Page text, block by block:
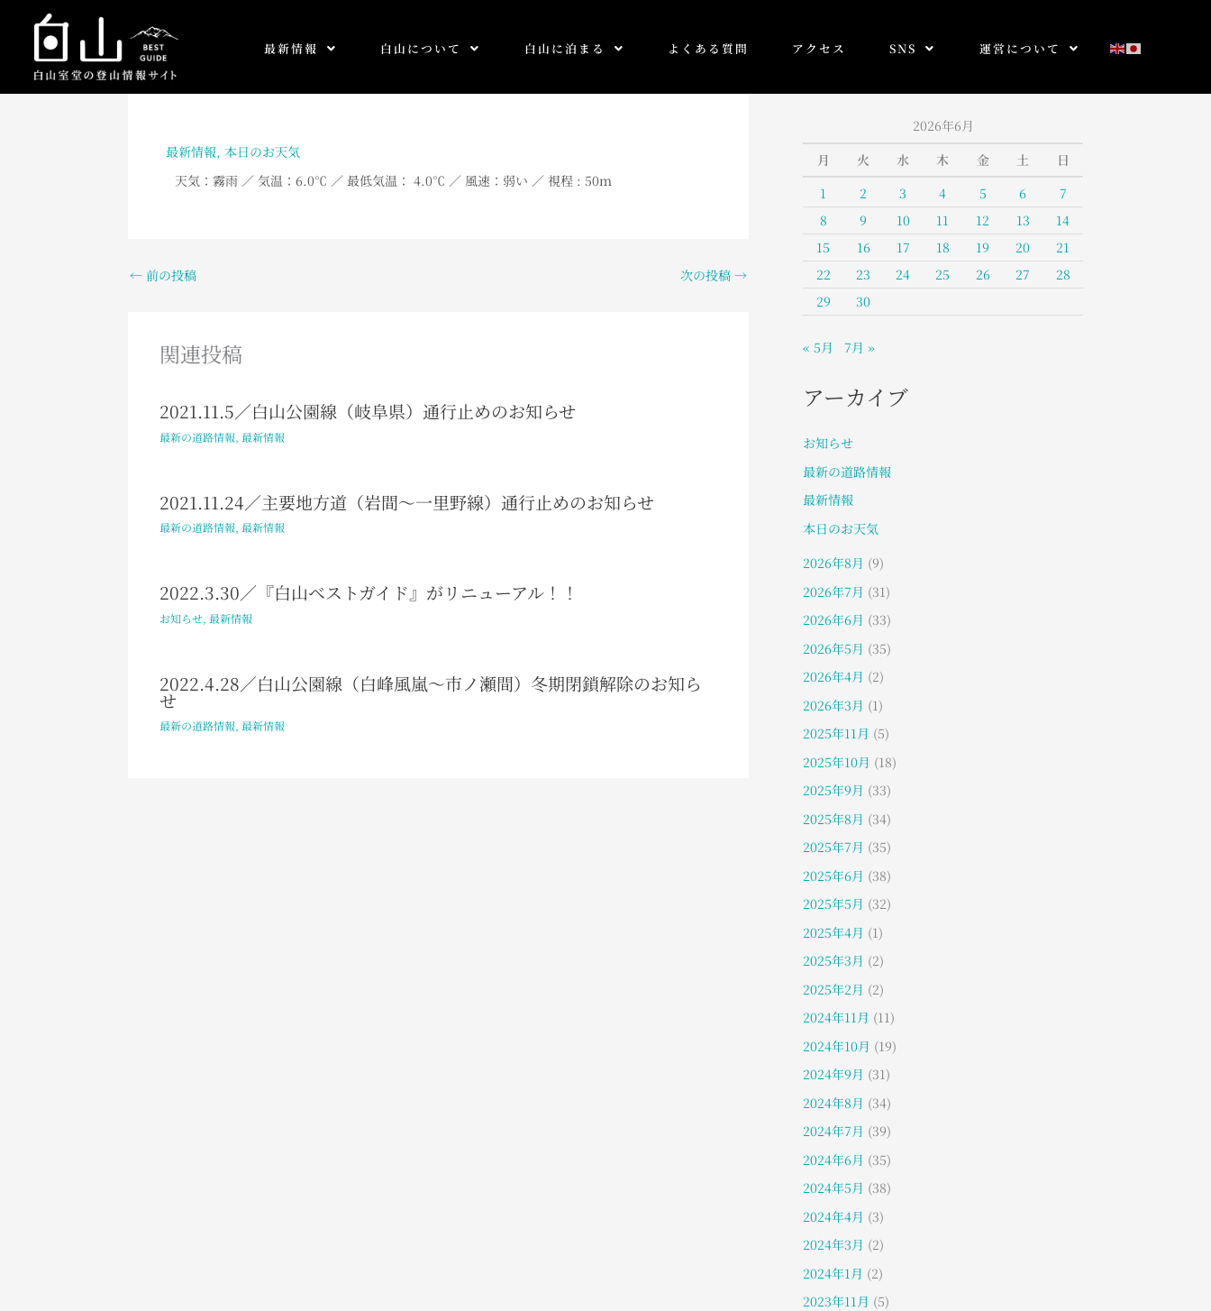
最新情報 白山について 白山に泊まる よくある質問 アクセス SNS 運営について
最新情報, 本日のお天気
天気：霧雨 ／ 気温：6.0℃ ／ 最低気温： 4.0℃ ／ 風速：弱い ／ 視程 : 50ｍ
← 前の投稿 次の投稿 →
関連投稿
2021.11.5／白山公園線（岐阜県）通行止めのお知らせ
最新の道路情報, 最新情報
2021.11.24／主要地方道（岩間～一里野線）通行止めのお知らせ
最新の道路情報, 最新情報
2022.3.30／『白山ベストガイド』がリニューアル！！
お知らせ, 最新情報
2022.4.28／白山公園線（白峰風嵐～市ノ瀬間）冬期閉鎖解除のお知ら
せ
最新の道路情報, 最新情報
2026年6月
月
火 水 木 金 土
日
1
2 3 4 5 6
7
8
9 10 11 12 13
14
15
16 17 18 19 20
21
22
23 24 25 26 27
28
29
30
« 5月 7月 »
アーカイブ
お知らせ
最新の道路情報
最新情報
本日のお天気
2026年8月 (9)
2026年7月 (31)
2026年6月 (33)
2026年5月 (35)
2026年4月 (2)
2026年3月 (1)
2025年11月 (5)
2025年10月 (18)
2025年9月 (33)
2025年8月 (34)
2025年7月 (35)
2025年6月 (38)
2025年5月 (32)
2025年4月 (1)
2025年3月 (2)
2025年2月 (2)
2024年11月 (11)
2024年10月 (19)
2024年9月 (31)
2024年8月 (34)
2024年7月 (39)
2024年6月 (35)
2024年5月 (38)
2024年4月 (3)
2024年3月 (2)
2024年1月 (2)
2023年11月 (5)